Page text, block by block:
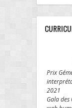
Prix
2021
Gala